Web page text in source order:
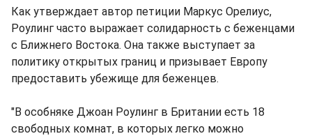
Как утверждает автор петиции Маркус Орелиус,
Роулинг часто выражает солидарность с беженцами
с Ближнего Востока. Она также выступает за
политику открытых границ и призывает Европу
предоставить убежище для беженцев.
"В особняке Джоан Роулинг в Британии есть 18
свободных комнат, в которых легко можно